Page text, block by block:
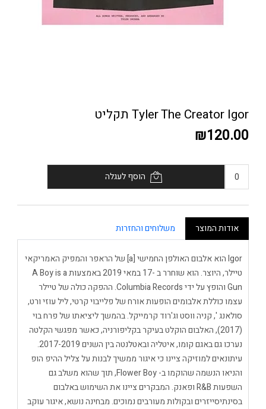
Tyler The Creator Igor תקליט
₪120.00
הוסף לעגלה
אודות המוצר משלוחים והחזרות
Igor הוא אלבום האולפן החמישי [a] של הראפר והמפיק האמריקאי
טיילר, היוצר. הוא שוחרר ב -17 במאי 2019 באמצעות A Boy is a
Gun והופץ על ידי Columbia Records. ההפקה כולה של טיילר
עצמו כוללת אלבומים הופעות אורח של פלייבוי קרטי, ליל עוזי ורט,
סולאנג ', קניה ווסט וג'רוד קרמייקל. בהמשך ליציאתו של פרח בוי
(2017), האלבום הוקלט בעיקר בקליפורניה, כאשר מפגשי הקלטה
נערכו גם באגם קומו, איטליה ובאטלנטה בין השנים 2017-2019.
עיתונאים למוזיקה ציינו כי איגור ממשיך לבנות על צליל ההיפ הופ
והניאו הנשמה שהוקמו ב- Flower Boy, תוך שהוא משלב גם
השפעות R&B ופאנק. המבקרים ציינו את השימוש באלבום
בסינתיסייזרים ובקולות מעורבים נמוכים. מבחינה נושא, איגור עוקב